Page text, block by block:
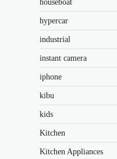
houseboat
hypercar
industrial
instant camera
iphone
kibu
kids
Kitchen
Kitchen Appliances